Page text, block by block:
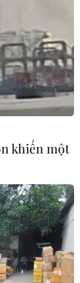
THANH
khiến một